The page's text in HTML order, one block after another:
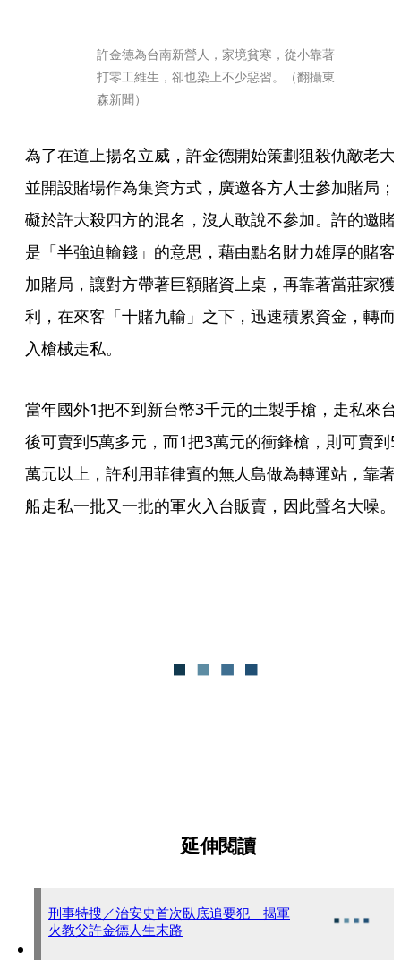
許金德為台南新營人，家境貧寒，從小靠著
打零工維生，卻也染上不少惡習。（翻攝東
森新聞）
為了在道上揚名立威，許金德開始策劃狙殺仇敵老大
並開設賭場作為集資方式，廣邀各方人士參加賭局；
礙於許大殺四方的混名，沒人敢說不參加。許的邀賭
是「半強迫輸錢」的意思，藉由點名財力雄厚的賭客
加賭局，讓對方帶著巨額賭資上桌，再靠著當莊家獲
利，在來客「十賭九輸」之下，迅速積累資金，轉而
入槍械走私。
當年國外1把不到新台幣3千元的土製手槍，走私來台
後可賣到5萬多元，而1把3萬元的衝鋒槍，則可賣到
萬元以上，許利用菲律賓的無人島做為轉運站，靠著
船走私一批又一批的軍火入台販賣，因此聲名大噪。
延伸閱讀
刑事特搜／治安史首次臥底追要犯 揭軍
火教父許金德人生末路